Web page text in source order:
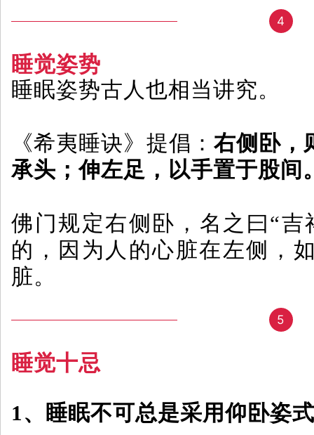
4
睡觉姿势
睡眠姿势古人也相当讲究。
《希夷睡诀》提倡： 右侧卧，
承头；伸左足，以手置于股间
佛门规定右侧卧，名之曰“
的，因为人的心脏在左侧，
脏。
5
睡觉十忌
1、睡眠不可总是采用仰卧姿式